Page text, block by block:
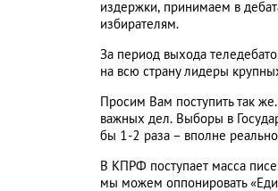
издержки, принимаем в
избирателям.
За период выхода
на всю страну лидеры
Просим Вам поступить так
важных дел. Выборы в
бы 1-2 раза – вполне
В КПРФ поступает масса
мы можем оппонировать